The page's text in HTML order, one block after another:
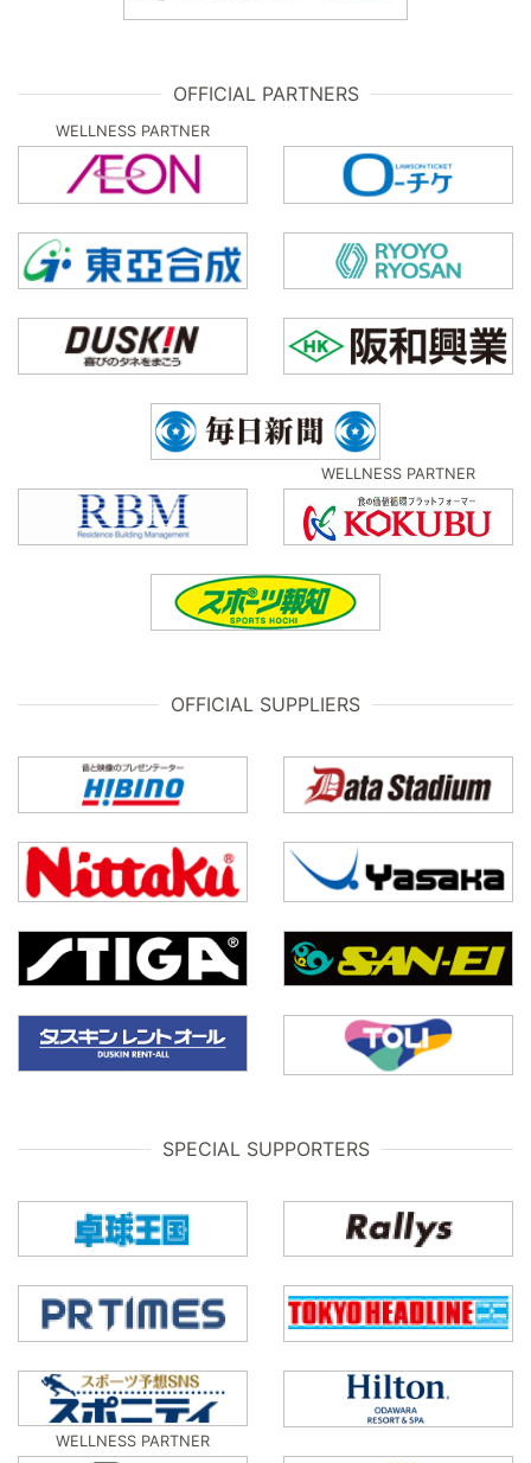
OFFICIAL PARTNERS
WELLNESS PARTNER
WELLNESS PARTNER
OFFICIAL SUPPLIERS
SPECIAL SUPPORTERS
WELLNESS PARTNER